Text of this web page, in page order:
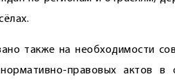
также на необходимости
правовых актов в